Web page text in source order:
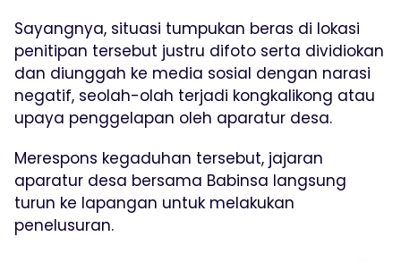
Sayangnya, situasi tumpukan beras di lokasi
penitipan tersebut justru difoto serta dividiokan
dan diunggah ke media sosial dengan narasi
negatif, seolah-olah terjadi kongkalikong atau
upaya penggelapan oleh aparatur desa.
Merespons kegaduhan tersebut, jajaran
aparatur desa bersama Babinsa langsung
turun ke lapangan untuk melakukan
penelusuran.